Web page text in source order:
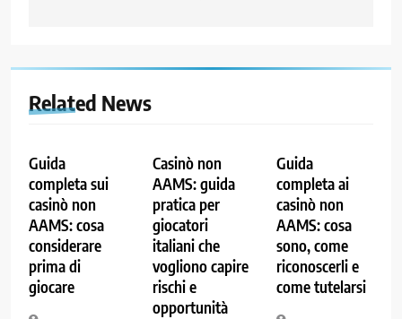
Related News
Guida
completa sui
casinò non
AAMS: cosa
considerare
prima di
giocare
Casinò non
AAMS: guida
pratica per
giocatori
italiani che
vogliono capire
rischi e
opportunità
Guida
completa ai
casinò non
AAMS: cosa
sono, come
riconoscerli e
come tutelarsi